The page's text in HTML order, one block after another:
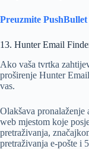
Preuzmite PushBullet
13. Hunter Email
Ako vaša tvrtka
proširenje Hunter
vas.
Olakšava pronalaženje
web mjestom koje
pretraživanja,
pretraživanja e-pošte i